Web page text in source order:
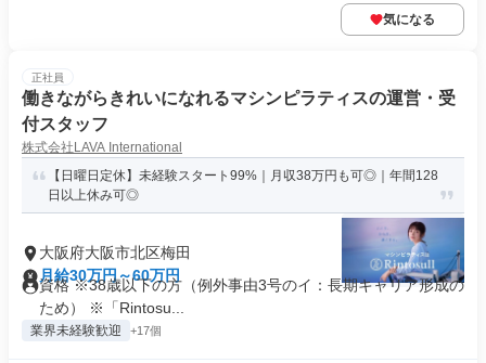
気になる
正社員
働きながらきれいになれるマシンピラティスの運営・受
付スタッフ
株式会社LAVA International
【日曜日定休】未経験スタート99%｜月収38万円も可◎｜年間128
日以上休み可◎
大阪府大阪市北区梅田
月給30万円～60万円
資格 ※38歳以下の方（例外事由3号のイ：長期キャリア形成の
ため） ※「Rintosu...
業界未経験歓迎 +17個